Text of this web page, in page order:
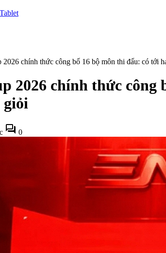
2026 chính thức công bố 16 bộ môn thi đấu: có tới
2026 chính thức
giỏi
forum 0